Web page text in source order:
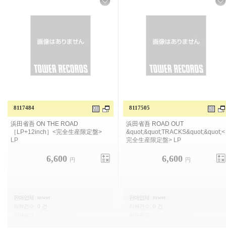
8117484
하마다성고 ON THE ROAD
[LP+12inch] <완전 생산 한정판> LP
6,600 円
판매업체
tower
8117505
浜田省吾 ROAD OUT ""TRACKS""<
完全生産限定盤> LP
6,600 円
판매업체
tower